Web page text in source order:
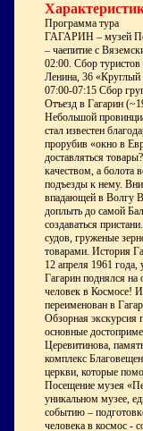
Программа тура
ГАГАРИН – музей
– чаепитие с
02:00. Сбор туристов
Ленина, 36
07:00-07:15 Сбор
Отъезд в Гагарин
Небольшой
стал известен
прорубив «окно в
доставляться
качеством, а болота
подъезды к нему.
впадающей в Волгу
доплыть до самой
создаваться
судов, груженые
товарами. История
12 апреля 1961
Гагарин поднялся
человек в Космосе!
переименован в
Обзорная экскурсия
основные
Церевитинова,
комплекс
церкви, которые
Посещение музея
уникальном музее,
событию –
человека в космос -